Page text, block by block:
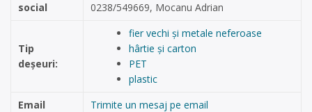
social
0238/549669, Mocanu Adrian
Tip
deșeuri:
fier vechi și metale neferoase
hârtie și carton
PET
plastic
Email
Trimite un mesaj pe email